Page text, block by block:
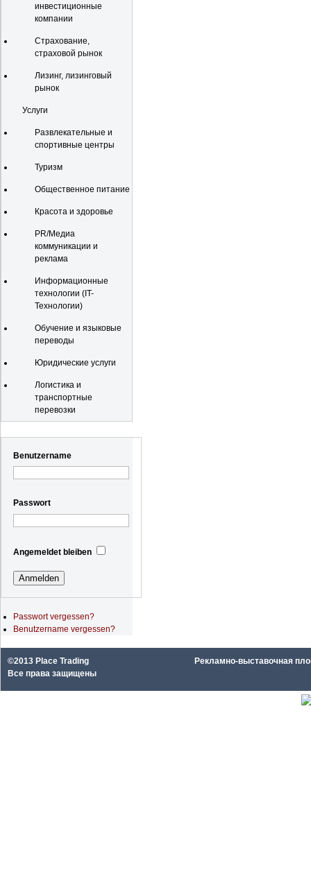
инвестиционные
компании
Страхование,
страховой рынок
Лизинг, лизинговый
рынок
Услуги
Развлекательные и
спортивные центры
Туризм
Общественное питание
Красота и здоровье
PR/Медиа
коммуникации и
реклама
Информационные
технологии (IT-
Технологии)
Обучение и языковые
переводы
Юридические услуги
Логистика и
транспортные
перевозки
Benutzername
Passwort
Angemeldet bleiben
Passwort vergessen?
Benutzername vergessen?
©2013 Place Trading
Все права защищены
Рекламно-выставочная